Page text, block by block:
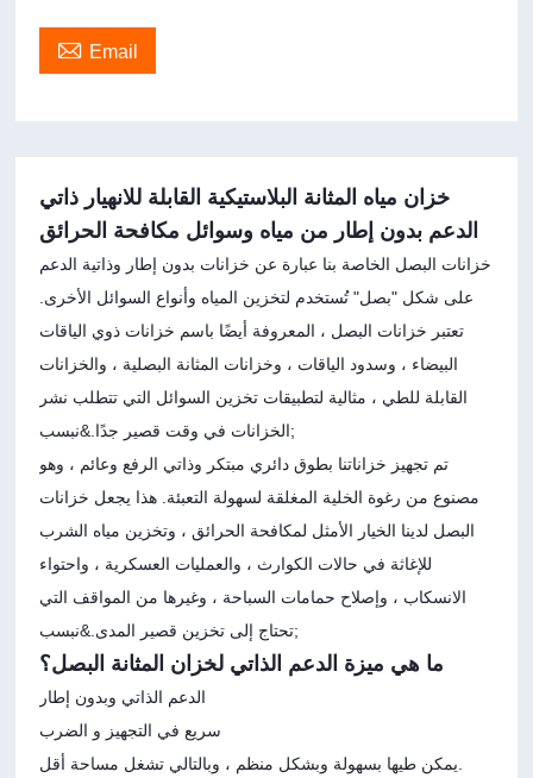
 Email
خزان مياه المثانة البلاستيكية القابلة للانهيار ذاتي
الدعم بدون إطار من مياه وسوائل مكافحة الحرائق
خزانات البصل الخاصة بنا عبارة عن خزانات بدون إطار وذاتية الدعم
على شكل "بصل" تُستخدم لتخزين المياه وأنواع السوائل الأخرى.
تعتبر خزانات البصل ، المعروفة أيضًا باسم خزانات ذوي الياقات
البيضاء ، وسدود الياقات ، وخزانات المثانة البصلية ، والخزانات
القابلة للطي ، مثالية لتطبيقات تخزين السوائل التي تتطلب نشر
الخزانات في وقت قصير جدًا.&نبسب;
تم تجهيز خزاناتنا بطوق دائري مبتكر وذاتي الرفع وعائم ، وهو
مصنوع من رغوة الخلية المغلقة لسهولة التعبئة. هذا يجعل خزانات
البصل لدينا الخيار الأمثل لمكافحة الحرائق ، وتخزين مياه الشرب
للإغاثة في حالات الكوارث ، والعمليات العسكرية ، واحتواء
الانسكاب ، وإصلاح حمامات السباحة ، وغيرها من المواقف التي
تحتاج إلى تخزين قصير المدى.&نبسب;
ما هي ميزة الدعم الذاتي لخزان المثانة البصل؟
الدعم الذاتي وبدون إطار
سريع في التجهيز و الضرب